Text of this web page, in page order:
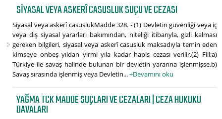
SIYASAL VEYA ASKERÎ CASUSLUK SUÇU VE CEZASI
Siyasal veya askerî casuslukMadde 328. - (1) Devletin güvenliği veya iç
veya dış siyasal yararları bakımından, niteliği itibarıyla, gizli kalması
gereken bilgileri, siyasal veya askerî casusluk maksadıyla temin eden
kimseye onbeş yıldan yirmi yıla kadar hapis cezası verilir.(2) Fiil;a)
Türkiye ile savaş halinde bulunan bir devletin yararına işlenmişse,b)
Savaş sırasında işlenmiş veya Devletin...+Devamını oku
YAĞMA TCK MADDE SUÇLARI VE CEZALARI | CEZA HUKUKU
DAVALARI